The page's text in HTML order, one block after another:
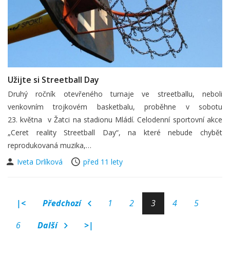
Užijte si Streetball Day
Druhý ročník otevřeného turnaje ve streetballu, neboli
venkovním trojkovém basketbalu, proběhne v sobotu
23. května v Žatci na stadionu Mládí. Celodenní sportovní akce
„Ceret reality Streetball Day“, na které nebude chybět
reprodukovaná muzika,…
Iveta Drlíková
před 11 lety
|< Předchozí 1 2 3 4
5
6
Další >|